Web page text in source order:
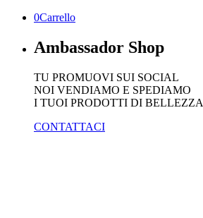
0Carrello
Ambassador Shop
TU PROMUOVI SUI SOCIAL
NOI VENDIAMO E SPEDIAMO
I TUOI PRODOTTI DI BELLEZZA
CONTATTACI